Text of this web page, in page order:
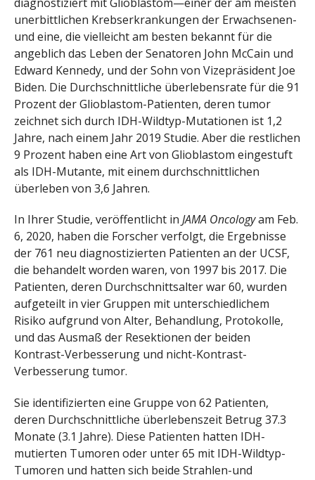
unerbittlichen Krebserkrankungen der Erwachsenen-
und eine, die vielleicht am besten bekannt für die
angeblich das Leben der Senatoren John McCain und
Edward Kennedy, und der Sohn von Vizepräsident Joe
Biden. Die Durchschnittliche überlebensrate für die 91
Prozent der Glioblastom-Patienten, deren tumor
zeichnet sich durch IDH-Wildtyp-Mutationen ist 1,2
Jahre, nach einem Jahr 2019 Studie. Aber die restlichen
9 Prozent haben eine Art von Glioblastom eingestuft
als IDH-Mutante, mit einem durchschnittlichen
überleben von 3,6 Jahren.
In Ihrer Studie, veröffentlicht in JAMA Oncologyam Feb.
6, 2020, haben die Forscher verfolgt, die Ergebnisse
der 761 neu diagnostizierten Patienten an der UCSF,
die behandelt worden waren, von 1997 bis 2017. Die
Patienten, deren Durchschnittsalter war 60, wurden
aufgeteilt in vier Gruppen mit unterschiedlichem
Risiko aufgrund von Alter, Behandlung, Protokolle,
und das Ausmaß der Resektionen der beiden
Kontrast-Verbesserung und nicht-Kontrast-
Verbesserung tumor.
Sie identifizierten eine Gruppe von 62 Patienten,
deren Durchschnittliche überlebenszeit Betrug 37.3
Monate (3.1 Jahre). Diese Patienten hatten IDH-
mutierten Tumoren oder unter 65 mit IDH-Wildtyp-
Tumoren und hatten sich beide Strahlen-und